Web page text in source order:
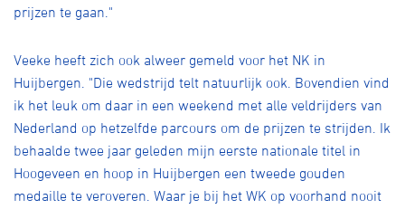
prijzen te gaan."
Veeke heeft zich ook alweer gemeld voor het NK in
Huijbergen. "Die wedstrijd telt natuurlijk ook. Bovendien vind
ik het leuk om daar in een weekend met alle veldrijders van
Nederland op hetzelfde parcours om de prijzen te strijden. Ik
behaalde twee jaar geleden mijn eerste nationale titel in
Hoogeveen en hoop in Huijbergen een tweede gouden
medaille te veroveren. Waar je bij het WK op voorhand nooit